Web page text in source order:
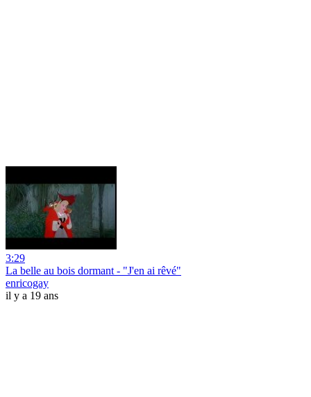
3:29
La belle au bois dormant - "J'en ai rêvé"
enricogay
il y a 19 ans